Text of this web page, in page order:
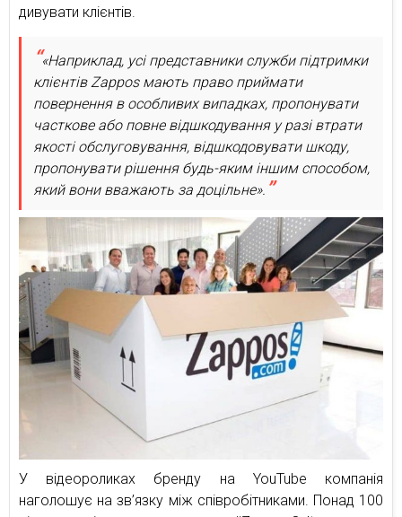
дивувати клієнтів.
«Наприклад, усі представники служби підтримки
клієнтів Zappos мають право приймати
повернення в особливих випадках, пропонувати
часткове або повне відшкодування у разі втрати
якості обслуговування, відшкодовувати шкоду,
пропонувати рішення будь-яким іншим способом,
який вони вважають за доцільне».
У відеороликах бренду на YouTube компанія
наголошує на зв’язку між співробітниками. Понад 100